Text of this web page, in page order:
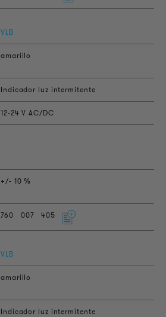
VLB
amarillo
Indicador luz intermitente
12-24 V AC/DC
+/- 10 %
760 007 405
VLB
amarillo
Indicador luz intermitente